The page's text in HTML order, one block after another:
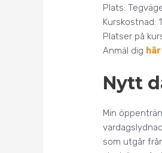
Plats:
Kurskostnad:
Platser på
Anmäl dig här
Nytt
Min
som utgår